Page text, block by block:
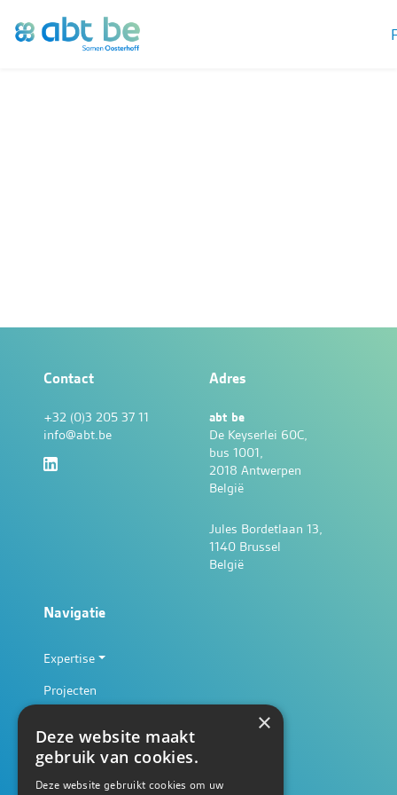
Contact
+32 (0)3 205 37 11
info@abt.be
Adres
abt be
De Keyserlei 60C,
bus 1001,
2018 Antwerpen
België
Jules Bordetlaan 13,
1140 Brussel
België
Navigatie
Expertise
Projecten
Ecosysteem
Werken bij
×
Deze website maakt
gebruik van cookies.
Deze website gebruikt cookies om uw